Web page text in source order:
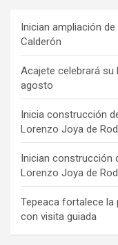
b
o
o
k
a
d
s
a
Inician ampliación
Calderón
Acajete celebrará su
agosto
Inicia construcción
Lorenzo Joya de
Inician construcción
Lorenzo Joya de
Tepeaca fortalece
con visita guiada